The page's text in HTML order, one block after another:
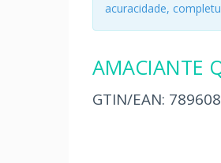
acuracidade,
AMACIANTE
GTIN/EAN: